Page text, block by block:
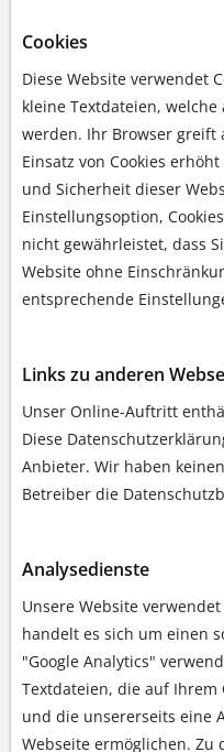
Cookies
Diese Website verwendet
kleine Textdateien,
werden. Ihr Browser greift
Einsatz von Cookies
und Sicherheit dieser
Einstellungsoption,
nicht gewährleistet, dass
Website ohne
entsprechende
Links zu anderen
Unser Online-Auftritt
Diese
Anbieter. Wir haben
Betreiber die
Analysedienste
Unsere Website
handelt es sich um einen
"Google Analytics"
Textdateien, die auf
und die unsererseits eine
Webseite ermöglichen. Zu